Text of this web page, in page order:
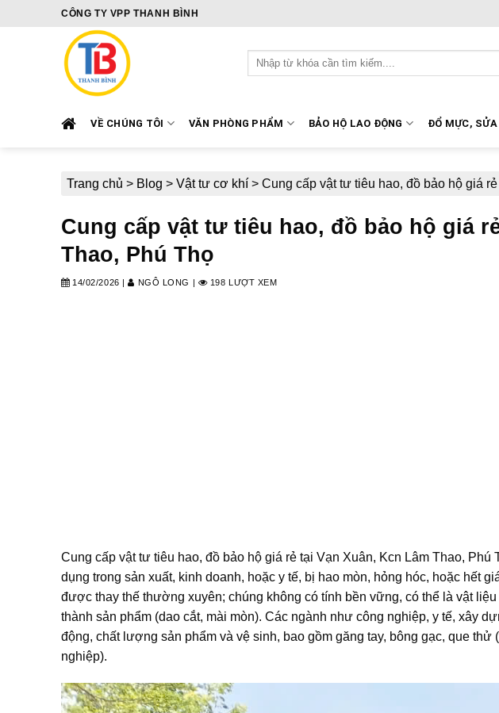
CÔNG TY VPP THANH BÌNH
Tìm
kiếm:
VỀ CHÚNG TÔI VĂN PHÒNG PHẨM BẢO HỘ LAO ĐỘNG ĐỔ MỰC, SỬA
Trang chủ > Blog > Vật tư cơ khí > Cung cấp vật tư tiêu hao, đồ bảo hộ giá
Cung cấp vật tư tiêu hao, đồ bảo hộ giá
Thao, Phú Thọ
14/02/2026 | NGÔ LONG 198 LƯỢT XEM
Cung cấp vật tư tiêu hao, đồ bảo hộ giá rẻ tại Vạn Xuân, Kcn Lâm Thao,
dụng trong sản xuất, kinh doanh, hoặc y tế, bị hao mòn, hỏng hóc, hoặc hết
được thay thế thường xuyên; chúng không có tính bền vững, có thể là vật
thành sản phẩm (dao cắt, mài mòn). Các ngành như công nghiệp, y tế, xây
động, chất lượng sản phẩm và vệ sinh, bao gồm găng tay, bông gạc, que thử
nghiệp).